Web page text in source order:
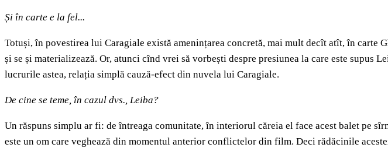
Și în carte e la fel...
Totuși, în povestirea lui Caragiale există amenințarea concretă, mai mult decît atît, în carte
și se și materializează. Or, atunci cînd vrei să vorbești despre presiunea la care este supus
lucrurile astea, relația simplă cauză-efect din nuvela lui Caragiale.
De cine se teme, în cazul dvs., Leiba?
Un răspuns simplu ar fi: de întreaga comunitate, în interiorul căreia el face acest balet pe
este un om care veghează din momentul anterior conflictelor din film. Deci rădăcinile